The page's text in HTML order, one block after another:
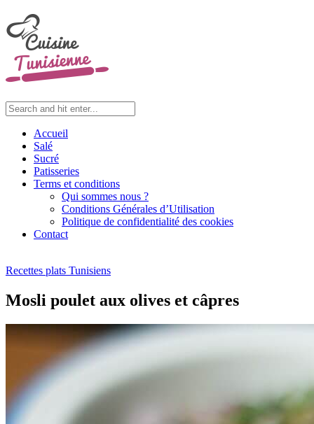
Accueil
Salé
Sucré
Patisseries
Terms et conditions
Qui sommes nous ?
Conditions Générales d’Utilisation
Politique de confidentialité des cookies
Contact
Recettes plats Tunisiens
Mosli poulet aux olives et câpres